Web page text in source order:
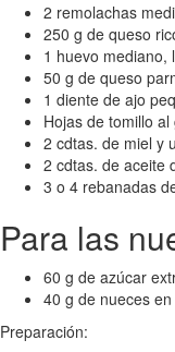
2 remolachas
250 g de queso
1 huevo mediano,
50 g de queso
1 diente de ajo
Hojas de tomillo al
2 cdtas. de miel y
2 cdtas. de aceite
3 o 4 rebanadas
Para las
60 g de azúcar
40 g de nueces
Preparación: